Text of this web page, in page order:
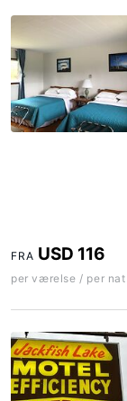
FRA USD 116
per værelse / per nat